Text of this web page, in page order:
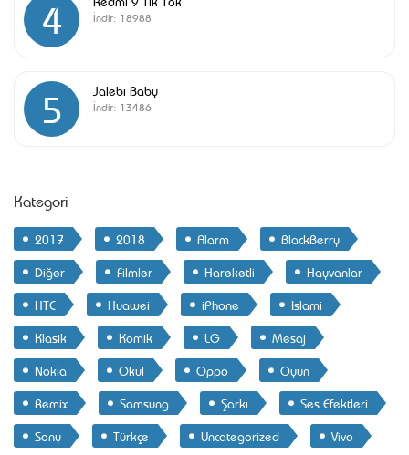
4 İndir: 18988
5 Jalebi Baby
İndir: 13486
Kategori
2017 2018 Alarm
BlackBerry
Diğer
Filmler Hareketli
Hayvanlar
HTC
Huawei iPhone
Islami
Klasik
Komik LG
Mesaj
Nokia
Okul Oppo
Oyun
Remix
Samsung Şarkı
Ses Efektleri
Sony
Türkçe Uncategorized Vivo